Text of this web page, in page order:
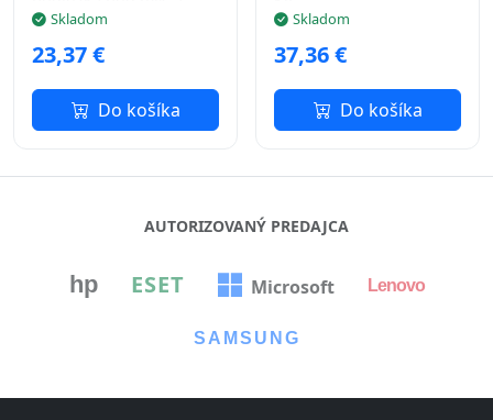
klávesnici, spodní
vrstva
Skladom
23,37 €
Do košíka
Skladom
37,36 €
Do košíka
AUTORIZOVANÝ PREDAJCA
hp ESET Microsoft Lenovo
SAMSUNG